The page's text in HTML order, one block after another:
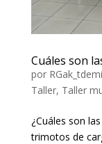
Cuáles son
por
Taller, Taller
¿Cuáles son
trimotos de